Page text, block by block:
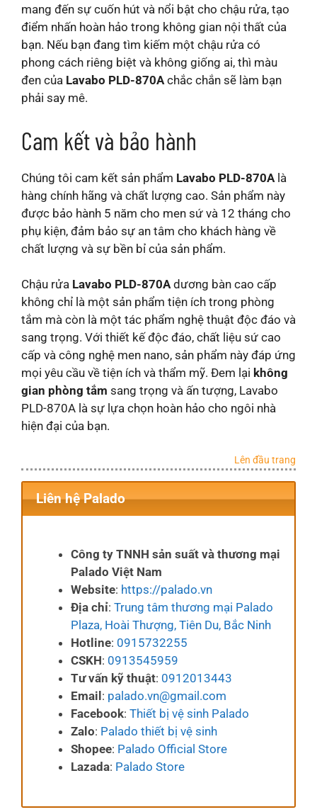
mang đến sự cuốn hút và nổi bật cho chậu rửa, tạo
điểm nhấn hoàn hảo trong không gian nội thất của
bạn. Nếu bạn đang tìm kiếm một chậu rửa có
phong cách riêng biệt và không giống ai, thì màu
đen của Lavabo PLD-870Achắc chắn sẽ làm bạn
phải say mê.
Cam kết và bảo hành
Chúng tôi cam kết sản phẩm Lavabo PLD-870A là
hàng chính hãng và chất lượng cao. Sản phẩm này
được bảo hành 5 năm cho men sứ và 12 tháng cho
phụ kiện, đảm bảo sự an tâm cho khách hàng về
chất lượng và sự bền bỉ của sản phẩm.
Chậu rửa Lavabo PLD-870Adương bàn cao cấp
không chỉ là một sản phẩm tiện ích trong phòng
tắm mà còn là một tác phẩm nghệ thuật độc đáo và
sang trọng. Với thiết kế độc đáo, chất liệu sứ cao
cấp và công nghệ men nano, sản phẩm này đáp ứng
mọi yêu cầu về tiện ích và thẩm mỹ. Đem lại không
gian phòng tắm sang trọng và ấn tượng, Lavabo
PLD-870A là sự lựa chọn hoàn hảo cho ngôi nhà
hiện đại của bạn.
Lên đầu trang
Liên hệ Palado
Công ty TNNH sản suất và thương mại
Palado Việt Nam
Website: https://palado.vn
Địa chỉ: Trung tâm thương mại Palado
Plaza, Hoài Thượng, Tiên Du, Bắc Ninh
Hotline: 0915732255
CSKH: 0913545959
Tư vấn kỹ thuật: 0912013443
Email : palado.vn@gmail.com
Facebook: Thiết bị vệ sinh Palado
Zalo: Palado thiết bị vệ sinh
Shopee: Palado Official Store
Lazada: Palado Store